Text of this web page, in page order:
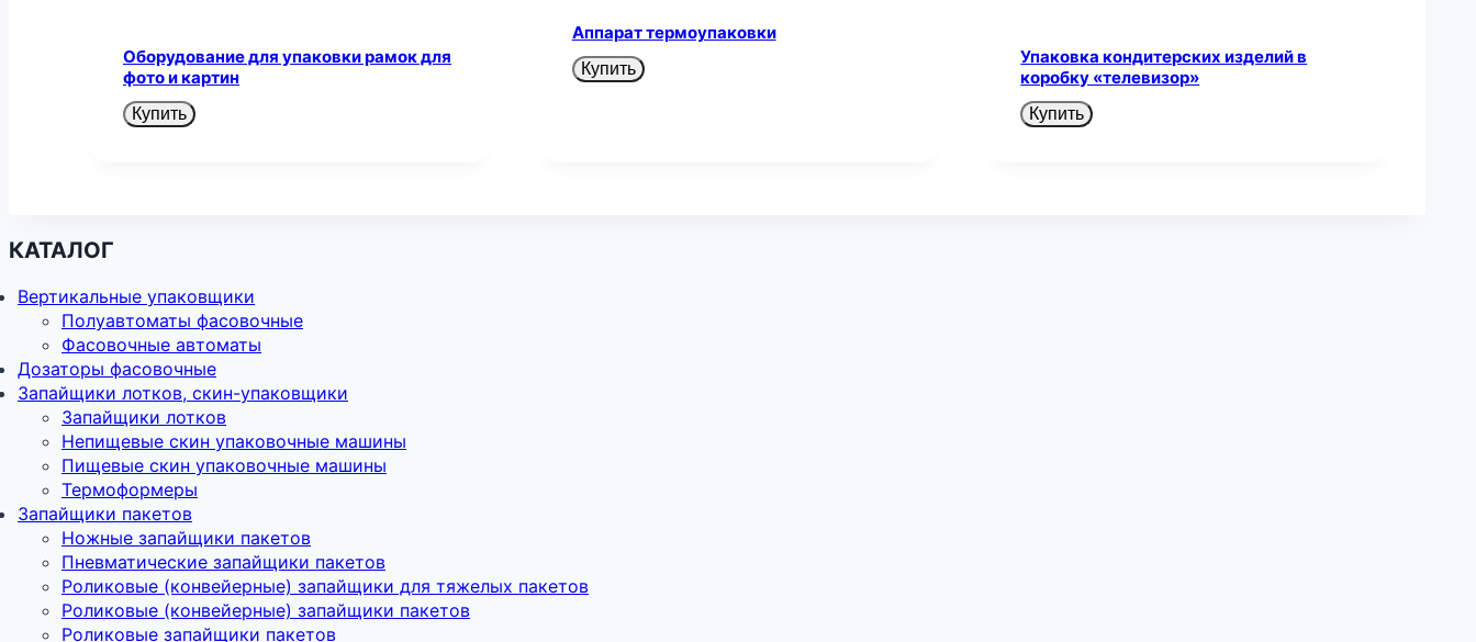
Оборудование для упаковки рамок для
фото и картин
Купить
Аппарат термоупаковки
Купить
Упаковка кондитерских изделий в
коробку «телевизор»
Купить
КАТАЛОГ
Вертикальные упаковщики
Полуавтоматы фасовочные
Фасовочные автоматы
Дозаторы фасовочные
Запайщики лотков, скин-упаковщики
Запайщики лотков
Непищевые скин упаковочные машины
Пищевые скин упаковочные машины
Термоформеры
Запайщики пакетов
Ножные запайщики пакетов
Пневматические запайщики пакетов
Роликовые (конвейерные) запайщики для тяжелых пакетов
Роликовые (конвейерные) запайщики пакетов
Роликовые запайщики пакетов